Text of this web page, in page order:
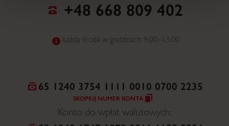
+48 668 809 402
każda środa w godzinach 9:00–13:00
65 1240 3754 1111 0010 0700 2235
SKOPIUJ NUMER KONTA
Konto do wpłat walutowych: